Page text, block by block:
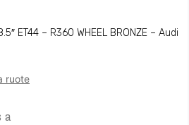
ET44 – R360 WHEEL BRONZE – Audi
ruote